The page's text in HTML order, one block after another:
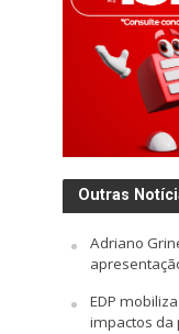
Outras
Adriano
EDP
impactos da